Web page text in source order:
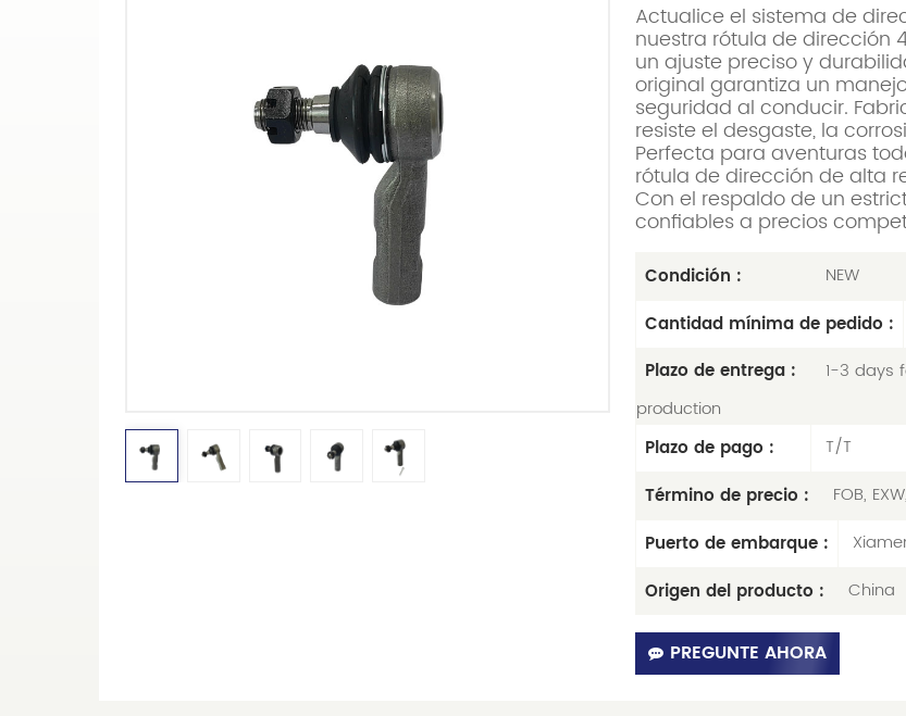
Actualice el sistema de
nuestra rótula de dirección
un ajuste preciso y
original garantiza un
seguridad al conducir.
resiste el desgaste, la
Perfecta para aventuras
rótula de dirección de alta
Con el respaldo de un
confiables a precios
Condición :
NEW
Cantidad mínima de pedido :
Plazo de entrega :
1-3 days
production
Plazo de pago :
T/T
Término de precio :
FOB,
Puerto de embarque :
Origen del producto :
China
PREGUNTE AHORA